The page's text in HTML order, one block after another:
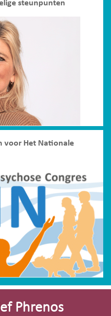
steunpunten
voor Het Nationale
Phrenos